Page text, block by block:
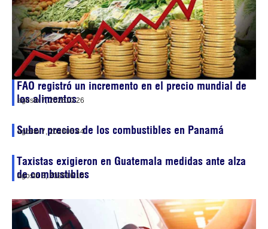
FAO registró un incremento en el precio mundial de
los alimentos
agosto 7, 202610:26
Suben precios de los combustibles en Panamá
agosto 7, 202606:44
Taxistas exigieron en Guatemala medidas ante alza
de combustibles
agosto 3, 202616:10